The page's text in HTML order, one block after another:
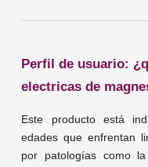
Perfil de usuario:
electricas de
Este producto está
edades que enfrentan
por patologías como